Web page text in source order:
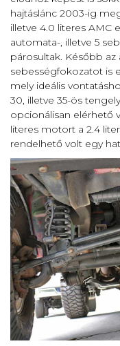
hajtáslánc 2003-ig
illetve 4.0 literes AMC
automata-, illetve 5
párosultak. Később
sebességfokozatot is
mely ideális
30, illetve 35-ös
opcionálisan elérhető
literes motort a 2.4
rendelhető volt egy